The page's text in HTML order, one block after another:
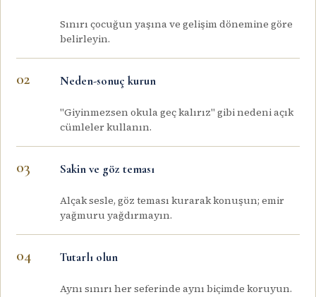
Sınırı çocuğun yaşına ve gelişim dönemine göre
belirleyin.
Neden-sonuç kurun
"Giyinmezsen okula geç kalırız" gibi nedeni açık
cümleler kullanın.
Sakin ve göz teması
Alçak sesle, göz teması kurarak konuşun; emir
yağmuru yağdırmayın.
Tutarlı olun
Aynı sınırı her seferinde aynı biçimde koruyun.